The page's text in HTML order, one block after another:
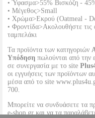
• Ύφασμα>55% Βισκόζη -
• Μέγεθος>Small
• Χρώμα>Εκρού (Oatmeal -
• Φροντίδα>Ακολουθήστε τις
ταμπελάκι
Τα προϊόντα των κατηγοριών
Υπόδηση πωλούνται από την
σε συνεργασία με το site
οι εγγυήσεις των προϊόντων
μέσα από το site
700.
Μπορείτε να συνδυάσετε τα
e-shop.gr και να τα